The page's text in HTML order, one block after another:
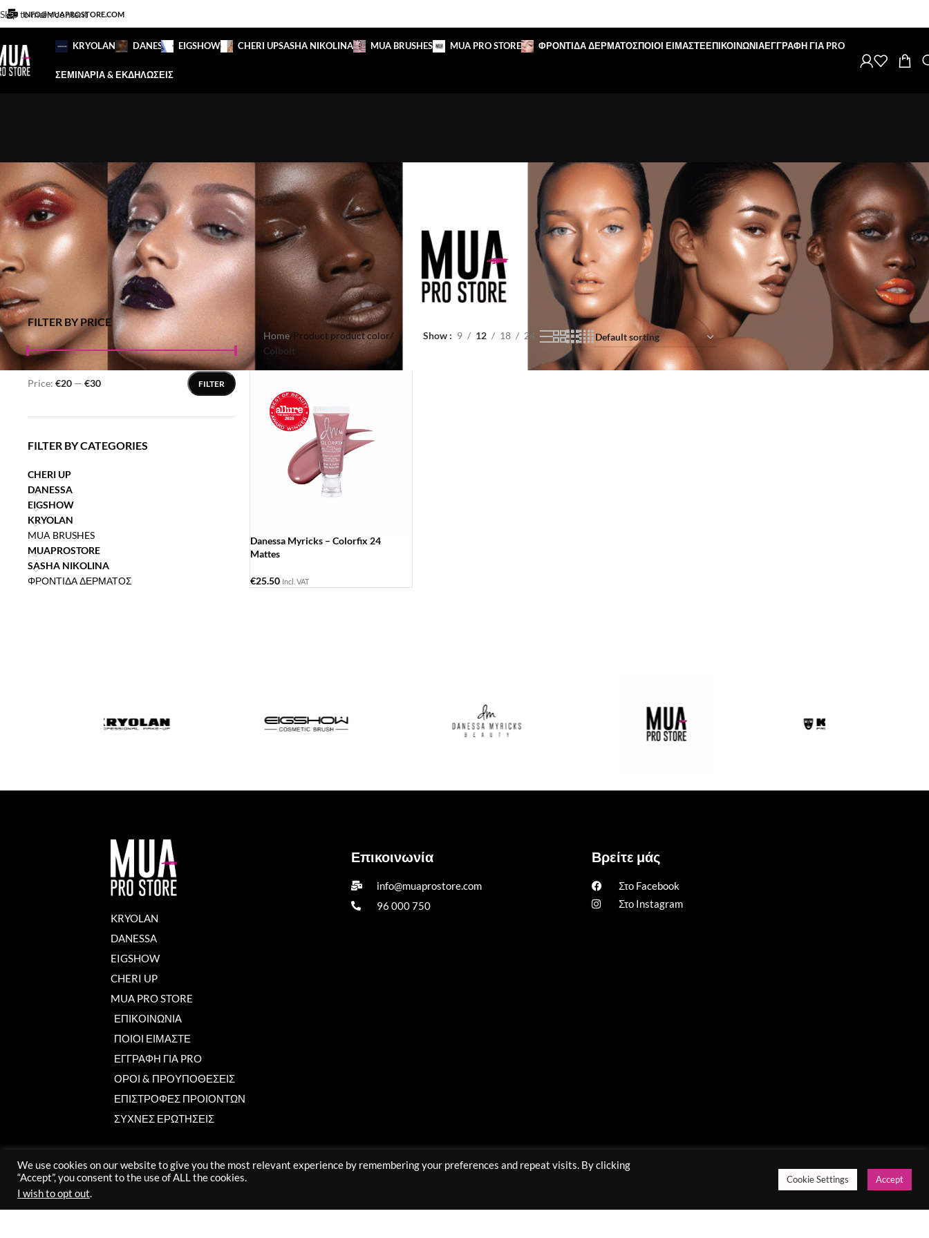
Skip to main content
INFO@MUAPROSTORE.COM
KRYOLAN DANESSA EIGSHOW CHERI UPSASHA NIKOLINA MUA BRUSHES MUA PRO STORE ΦΡΟΝΤΙΔΑ ΔΕΡΜΑΤΟΣΠΟΙΟΙ ΕΙΜΑΣΤΕΕΠΙΚΟΙΝΩΝΙΑΕΓΓΡΑΦΗ ΓΙΑ PRO
ΣΕΜΙΝΑΡΙΑ & ΕΚΔΗΛΩΣΕΙΣ
FILTER BY PRICE
FILTER
Price: €20 — €30
FILTER BY CATEGORIES
CHERI UP
DANESSA
EIGSHOW
KRYOLAN
MUA BRUSHES
MUAPROSTORE
SASHA NIKOLINA
ΦΡΟΝΤΙΔΑ ΔΕΡΜΑΤΟΣ
Home/Product product color/
Colbolt
Show 9 12 18 24
Danessa Myricks – Colorfix 24
Mattes
€25.50 Incl. VAT
KRYOLAN
DANESSA
EIGSHOW
CHERI UP
MUA PRO STORE
ΕΠΙΚΟΙΝΩΝΙΑ
ΠΟΙΟΙ ΕΙΜΑΣΤΕ
ΕΓΓΡΑΦΗ ΓΙΑ PRO
ΟΡΟΙ & ΠΡΟΥΠΟΘΕΣΕΙΣ
ΕΠΙΣΤΡΟΦΕΣ ΠΡΟΙΟΝΤΩΝ
ΣΥΧΝΕΣ ΕΡΩΤΗΣΕΙΣ
Επικοινωνία
info@muaprostore.com
96 000 750
Βρείτε μάς
Στο Facebook
Στο Instagram
Υποστηρίζουμε Πληρωμές με:
We use cookies on our website to give you the most relevant experience by remembering your preferences and repeat visits. By clicking
“Accept”, you consent to the use of ALL the cookies.
I wish to opt out.
Cookie Settings Accept